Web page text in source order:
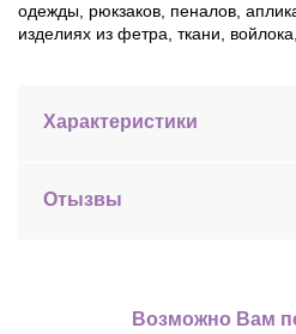
одежды, рюкзаков, пеналов,
изделиях из фетра, ткани,
Характеристики
Отызвы
Возможно Вам